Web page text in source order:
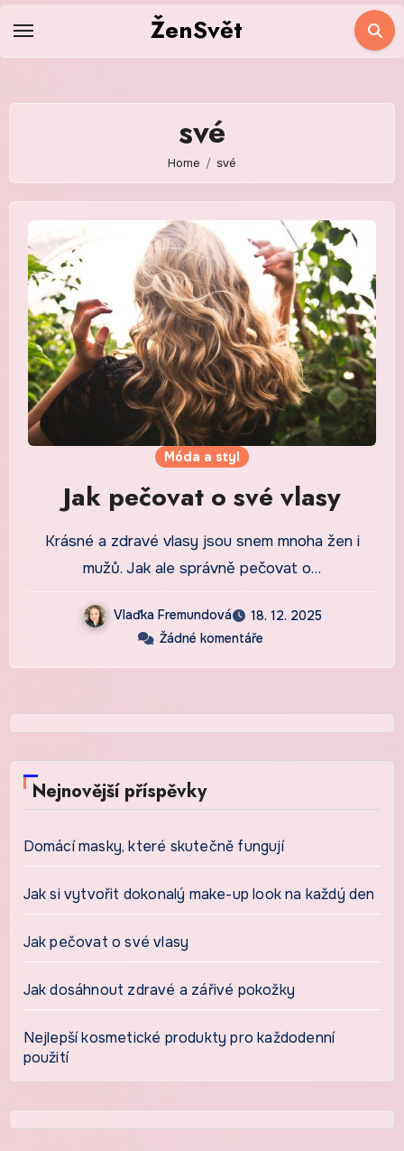
ŽenSvět
své
Home své
Móda a styl
Jak pečovat o své vlasy
Krásné a zdravé vlasy jsou snem mnoha žen i
mužů. Jak ale správně pečovat o…
Vlaďka Fremundová
18. 12. 2025
Žádné komentáře
Nejnovější příspěvky
Domácí masky, které skutečně fungují
Jak si vytvořit dokonalý make-up look na každý den
Jak pečovat o své vlasy
Jak dosáhnout zdravé a zářivé pokožky
Nejlepší kosmetické produkty pro každodenní
použití